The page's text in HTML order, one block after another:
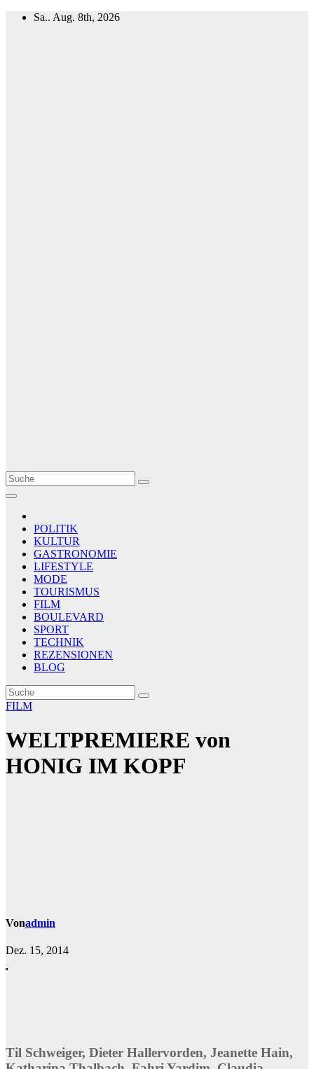
Zum
Sa.. Aug. 8th, 2026
Le Matin
AGENCE DE PRESSE
POLITIK
KULTUR
GASTRONOMIE
LIFESTYLE
MODE
TOURISMUS
FILM
BOULEVARD
SPORT
TECHNIK
REZENSIONEN
BLOG
FILM
WELTPREMIERE von
HONIG IM KOPF
Vonadmin
Dez. 15, 2014
Til Schweiger, Dieter Hallervorden, Jeanette Hain,